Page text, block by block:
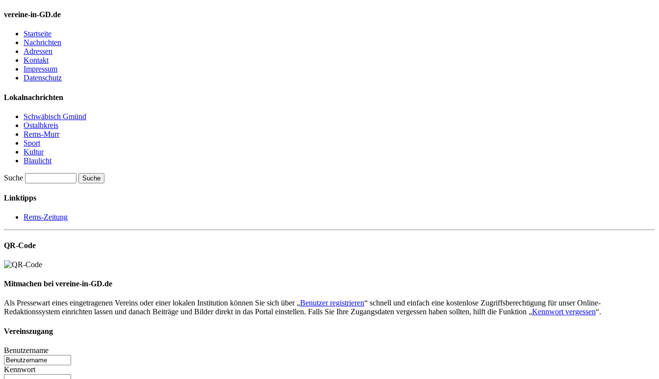
vereine-in-GD.de
Startseite
Nachrichten
Adressen
Kontakt
Impressum
Datenschutz
Lokalnachrichten
Schwäbisch Gmünd
Ostalbkreis
Rems-Murr
Sport
Kultur
Blaulicht
Suche Suche
Linktipps
Rems-Zeitung
QR-Code
Mitmachen bei vereine-in-GD.de
Als Pressewart eines eingetragenen Vereins oder einer lokalen Institution können Sie sich über „Benutzer registrieren“ schnell und einfach eine kostenlose Zugriffsberechtigung für unser Online-
Redaktionssystem einrichten lassen und danach Beiträge und Bilder direkt in das Portal einstellen. Falls Sie Ihre Zugangsdaten vergessen haben sollten, hilft die Funktion „Kennwort vergessen“.
Vereinszugang
Benutzername
Kennwort